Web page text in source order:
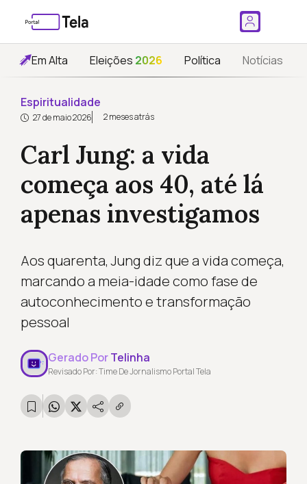
Em Alta Eleições 2026 Política Notícias
Espiritualidade
27 de maio 2026 2 meses atrás
Carl Jung: a vida
começa aos 40, até lá
apenas investigamos
Aos quarenta, Jung diz que a vida começa,
marcando a meia-idade como fase de
autoconhecimento e transformação
pessoal
Gerado PorTelinha
Revisado Por: Time De Jornalismo Portal Tela